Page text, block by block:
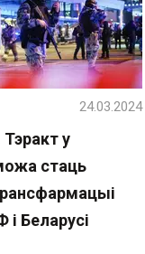
Тэракт у
стаць
Беларусі
24.03.2024